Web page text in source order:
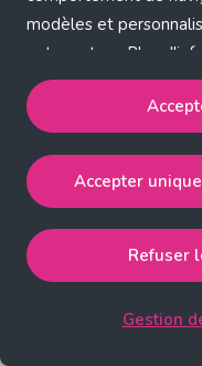
modèles et
entre autres. Plus
Cliquez sur 'Gestion
Notre politique de
Accepter tous les
strictement
publicité ciblée.
Accepter
les cookies
Accepter
Refuser
Gestion